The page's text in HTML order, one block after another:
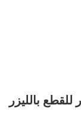
بالليزر